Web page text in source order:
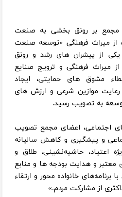
مجمع بر رونق بخشی به صنعت
میراث فرهنگی «توسعه صنعت
از پیشران های رشد و رونق
میراث فرهنگی و ترویج صنایع
مشوق های حمایتی، ایجاد
موازین شرعی و ارزش های
به تصویب رسید.
اجتماعی، اعضای مجمع تصویب
و پیشگیری و کاهش سالیانه
اعتیاد، حاشیه‌نشینی، طلاق و
و هدایت بودجه ها و منابع
برنامه‌های خانواده محور و ارتقاء
از مشارکت مردم.»